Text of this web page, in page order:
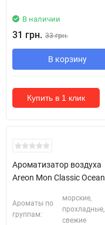
В наличии
31 грн. 33 грн.
В корзину
Купить в 1 клик
Ароматизатор воздуха
Areon Mon Classic Ocean
Ароматы по
группам:
морские,
прохладные,
свежие